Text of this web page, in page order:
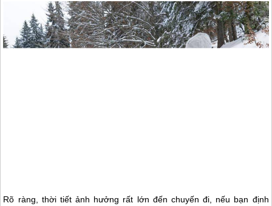
Rõ ràng, thời tiết ảnh hưởng rất lớn đến chuyến đi, nếu bạn định